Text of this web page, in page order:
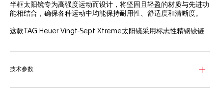
半框太阳镜专为高强度运动而设计，将坚固且轻盈的材质与先进功
能相结合，确保各种运动中均能保持耐用性、舒适度和清晰度。
这款TAG Heuer Vingt-Sept Xtreme太阳镜采用标志性精钢铰链
柏油灰镜片由耐用生物基尼龙制成，具有卓越的清晰度和防护效
技术参数